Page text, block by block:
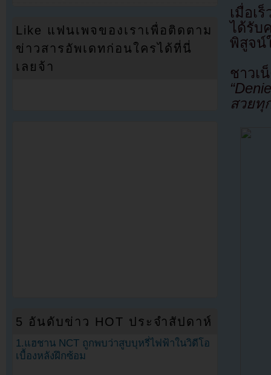
เมื่อเ
ได้รับ
พิสูจน์
ชาวเ
สวยทุ
Like แฟนเพจของเราเพื่อติดตาม
ข่าวสารอัพเดทก่อนใครได้ที่นี่
เลยจ้า
5 อันดับข่าว HOT ประจำสัปดาห์
1.แฮชาน NCT ถูกพบว่าสูบบุหรี่ไฟฟ้าในวิดีโอ
เบื้องหลังฝึกซ้อม